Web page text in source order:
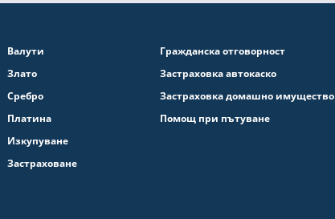
Валути
Злато
Сребро
Платина
Изкупуване
Застраховане
Гражданска отговорност
Застраховка автокаско
Застраховка домашно имущество
Помощ при пътуване